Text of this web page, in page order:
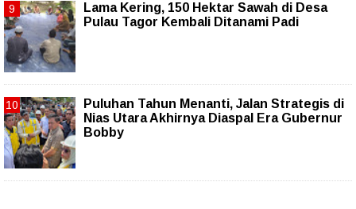
Lama Kering, 150 Hektar Sawah di Desa
Pulau Tagor Kembali Ditanami Padi
Puluhan Tahun Menanti, Jalan Strategis di
Nias Utara Akhirnya Diaspal Era Gubernur
Bobby